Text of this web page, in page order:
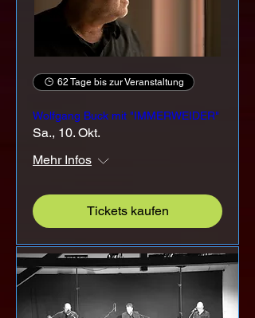
62 Tage bis zur Veranstaltung
Wolfgang Buck mit "IMMERWEIDER"
Sa., 10. Okt.
Mehr Infos
Tickets kaufen